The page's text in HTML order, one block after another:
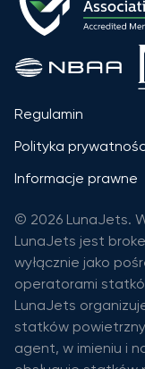
Regulamin
Polityka
Informacje prawne
© 2026 LunaJets.
LunaJets jest
wyłącznie jako
operatorami
LunaJets
statków
agent, w imieniu i